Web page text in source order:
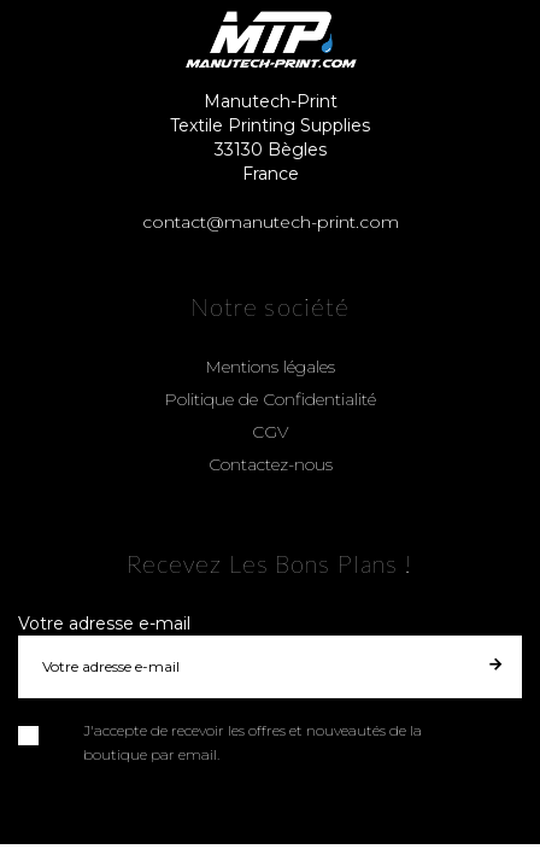
Manutech-Print
Textile Printing Supplies
33130 Bègles
France
contact@manutech-print.com
Notre société
Mentions légales
Politique de Confidentialité
CGV
Contactez-nous
Recevez Les Bons Plans !
Votre adresse e-mail
J'accepte de recevoir les offres et nouveautés de la
boutique par email.